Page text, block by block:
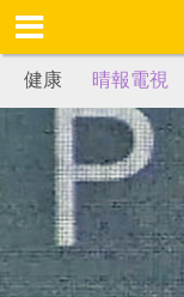
健康 晴報電視